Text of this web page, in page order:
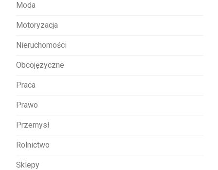
Moda
Motoryzacja
Nieruchomości
Obcojęzyczne
Praca
Prawo
Przemysł
Rolnictwo
Sklepy